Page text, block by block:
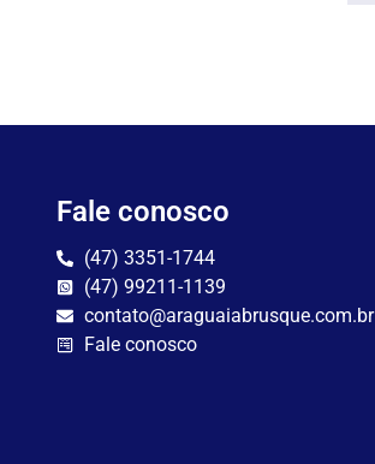
Fale conosco
(47) 3351-1744
(47) 99211-1139
contato@araguaiabrusque.com.br
Fale conosco